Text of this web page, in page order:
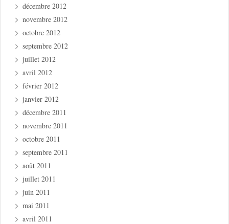
décembre 2012
novembre 2012
octobre 2012
septembre 2012
juillet 2012
avril 2012
février 2012
janvier 2012
décembre 2011
novembre 2011
octobre 2011
septembre 2011
août 2011
juillet 2011
juin 2011
mai 2011
avril 2011